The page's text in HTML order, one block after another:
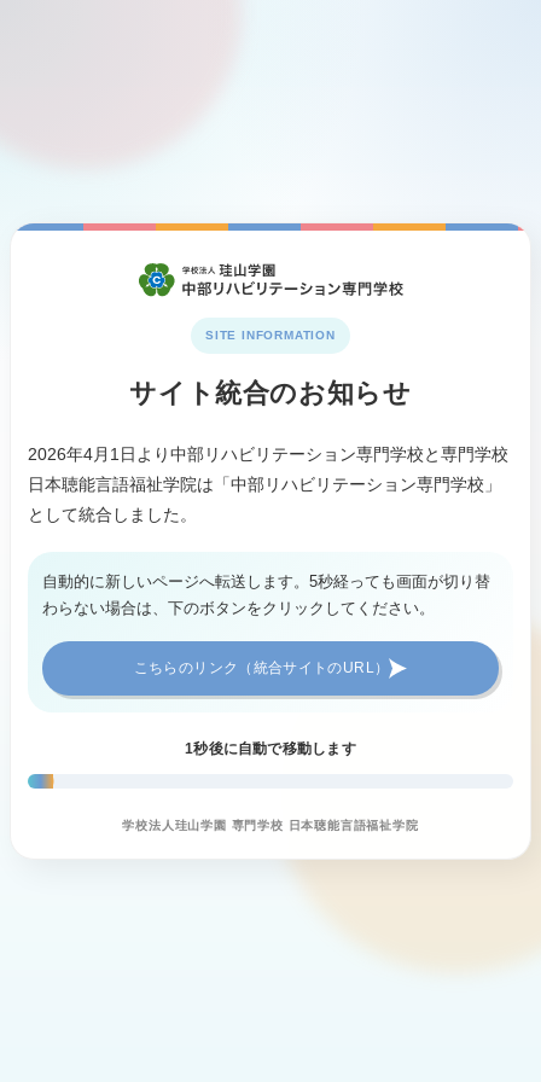
SITE INFORMATION
サイト統合のお知らせ
2026年4月1日より中部リハビリテーション専門学校と専門学校
日本聴能言語福祉学院は「中部リハビリテーション専門学校」
として統合しました。
自動的に新しいページへ転送します。5秒経っても画面が切り替
わらない場合は、下のボタンをクリックしてください。
こちらのリンク（統合サイトのURL）
1秒後に自動で移動します
学校法人珪山学園 専門学校 日本聴能言語福祉学院